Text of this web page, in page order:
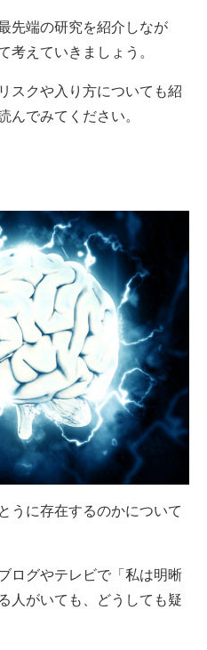
先端の研究を紹介しなが
考えていきましょう。
スクや入り方についても紹
んでみてください。
うに存在するのかについて
ログやテレビで「私は明晰
人がいても、どうしても疑